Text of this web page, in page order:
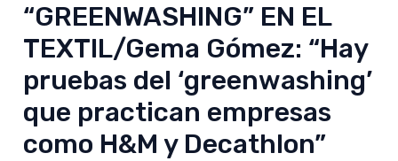
“GREENWASHING” EN EL
TEXTIL/Gema Gómez: “Hay
pruebas del ‘greenwashing’
que practican empresas
como H&M y Decathlon”